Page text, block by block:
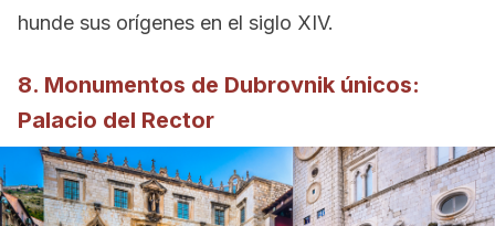
hunde sus orígenes en el siglo XIV.
8. Monumentos de Dubrovnik únicos:
Palacio del Rector